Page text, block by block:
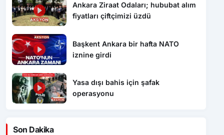
Ankara Ziraat Odaları; hububat alım
fiyatları çiftçimizi üzdü
Başkent Ankara bir hafta NATO
iznine girdi
Yasa dışı bahis için şafak
operasyonu
Son Dakika